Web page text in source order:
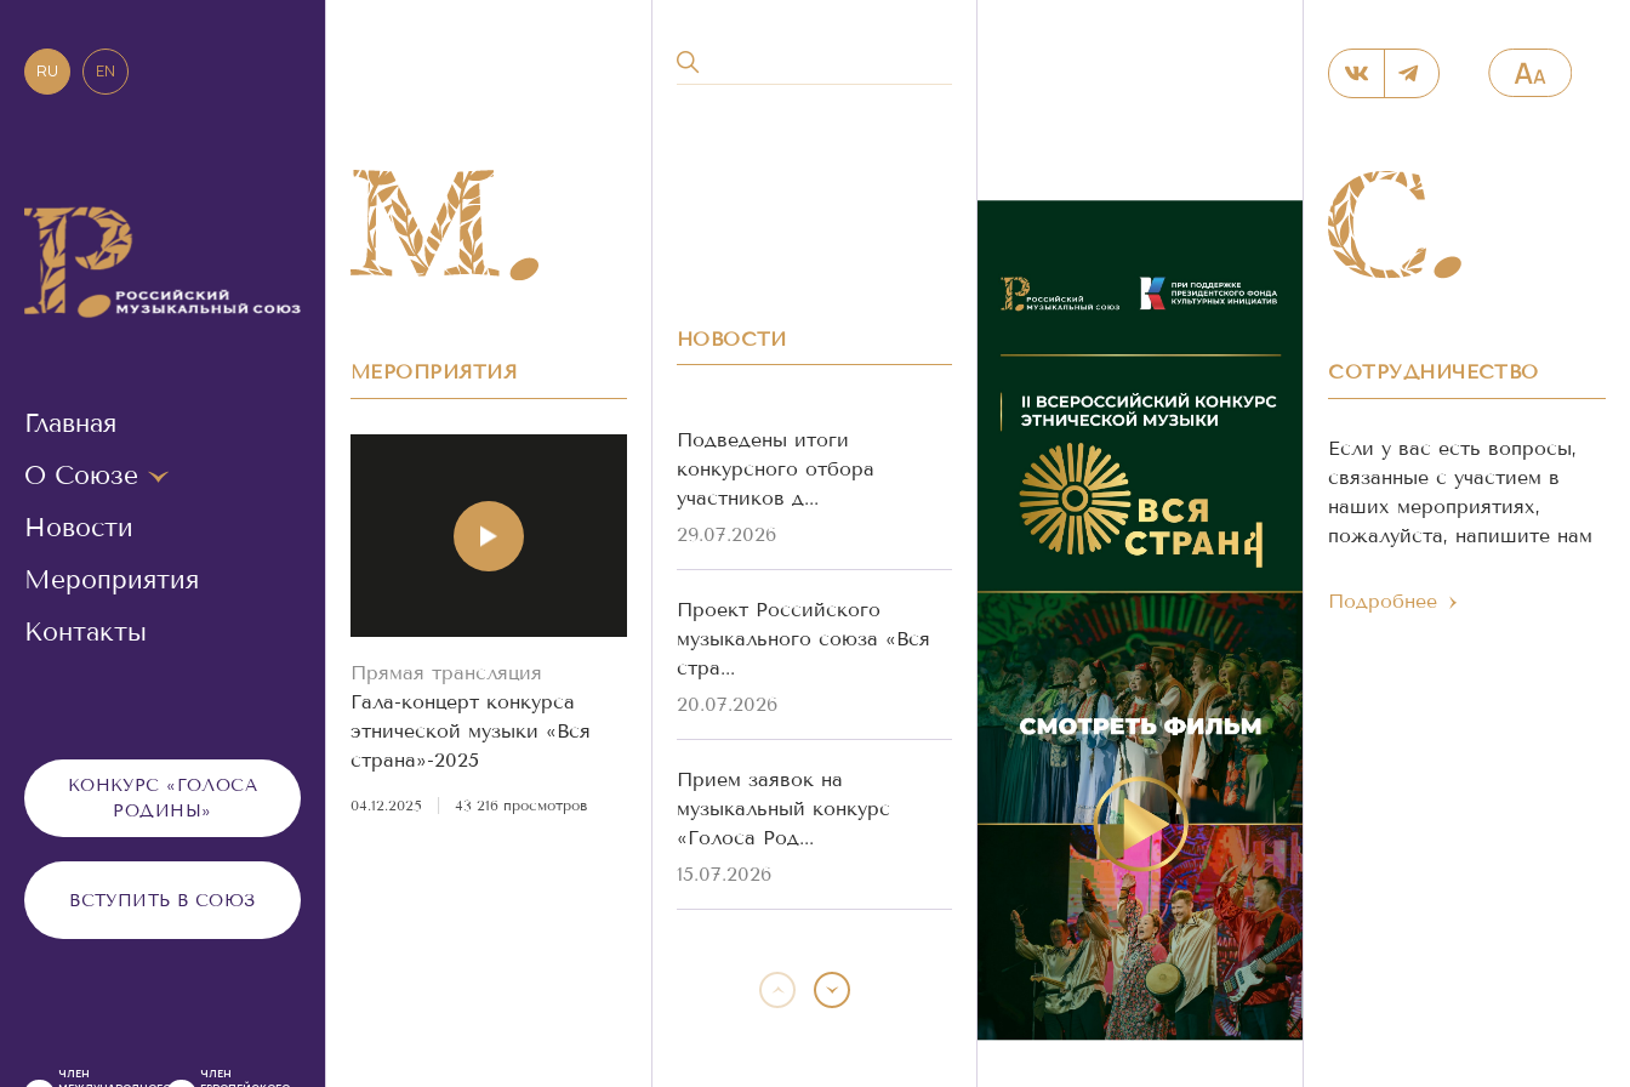
RU EN
Главная
О Союзе
Новости
Мероприятия
Контакты
КОНКУРС «ГОЛОСА
РОДИНЫ»
ВСТУПИТЬ В СОЮЗ
ЧЛЕН
ЧЛЕН
МЕРОПРИЯТИЯ
Прямая трансляция
Гала-концерт конкурса
этнической музыки «Вся
страна»-2025
04.12.2025 43 216 просмотров
НОВОСТИ
Подведены итоги
конкурсного отбора
участников д...
29.07.2026
Проект Российского
музыкального союза «Вся
стра...
20.07.2026
Прием заявок на
музыкальный конкурс
«Голоса Род...
15.07.2026
«Голоса Родины» разных
СОТРУДНИЧЕСТВО
Если у вас есть вопросы,
связанные с участием в
наших мероприятиях,
пожалуйста, напишите нам
Подробнее